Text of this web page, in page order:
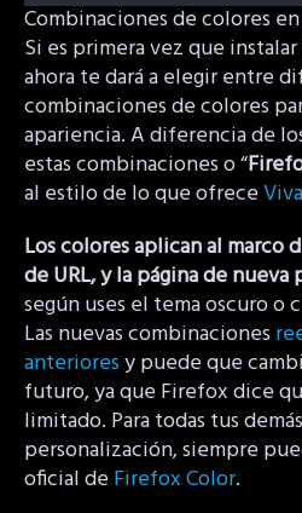
Combinaciones de colores
Si es primera vez que
ahora te dará a elegir entre
combinaciones de colores
apariencia. A diferencia de
estas combinaciones o “
al estilo de lo que ofrece
Los colores aplican al marco
de URL, y la página de nueva
según uses el tema oscuro o
Las nuevas combinaciones
anterioresy puede que
futuro, ya que Firefox dice
limitado. Para todas tus
personalización, siempre
oficial deFirefox Color.